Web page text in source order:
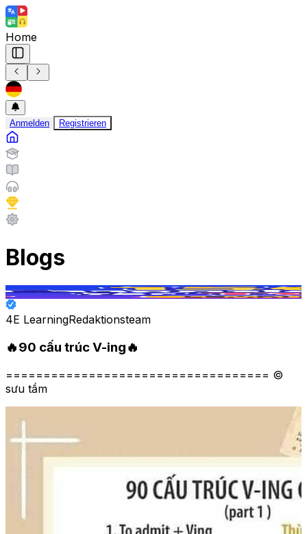
Home
Anmelden Registrieren
Blogs
4E LearningRedaktionsteam
🔥90 cấu trúc V-ing🔥
=================================== ©
sưu tầm